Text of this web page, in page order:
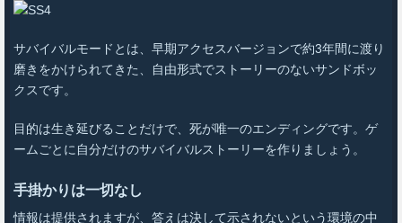
サバイバルモードとは、早期アクセスバージョンで約3年間に渡り
磨きをかけられてきた、自由形式でストーリーのないサンドボッ
クスです。
目的は生き延びることだけで、死が唯一のエンディングです。ゲ
ームごとに自分だけのサバイバルストーリーを作りましょう。
手掛かりは一切なし
情報は提供されますが、答えは決して示されないという環境の中